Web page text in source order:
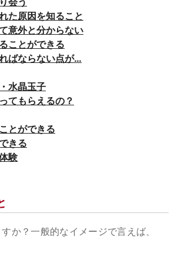
た原因を知ること
意外と分からない
ことができる
ばならない点が…
水晶玉子
てもらえるの？
とができる
きる
験
か？一般的なイメージで言えば、